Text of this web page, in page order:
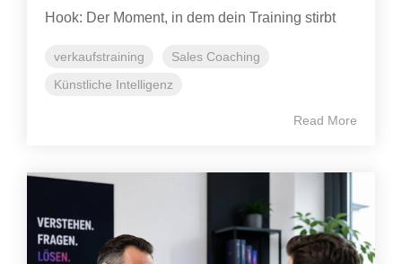
Hook: Der Moment, in dem dein Training stirbt
verkaufstraining
Sales Coaching
Künstliche Intelligenz
Read More